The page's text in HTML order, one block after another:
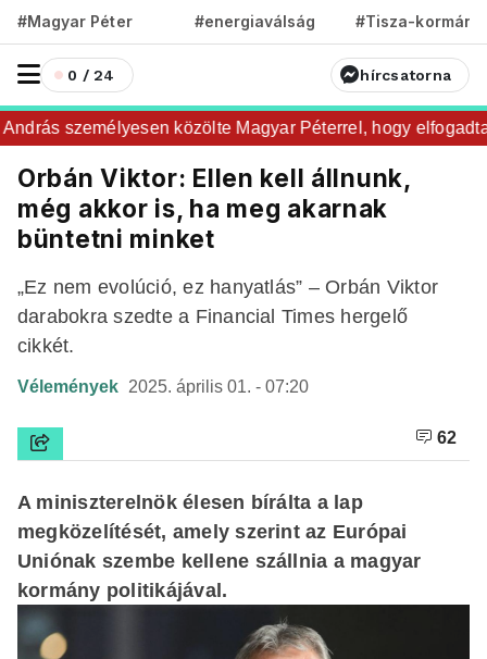
#Magyar Péter #energiaválság #Tisza-kormány
0 / 24 hírcsatorna
személyesen közölte Magyar Péterrel, hogy elfogadta
Orbán Viktor: Ellen kell állnunk,
még akkor is, ha meg akarnak
büntetni minket
„Ez nem evolúció, ez hanyatlás” – Orbán Viktor
darabokra szedte a Financial Times hergelő
cikkét.
Vélemények 2025. április 01. - 07:20
62
A miniszterelnök élesen bírálta a lap
megközelítését, amely szerint az Európai
Uniónak szembe kellene szállnia a magyar
kormány politikájával.